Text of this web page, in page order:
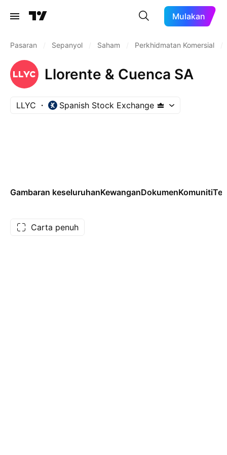
Mulakan
Pasaran Sepanyol Saham Perkhidmatan Komersial
Llorente & Cuenca SA
LLYC Spanish Stock Exchange
Gambaran keseluruhanKewanganDokumenKomuniti
Carta penuh